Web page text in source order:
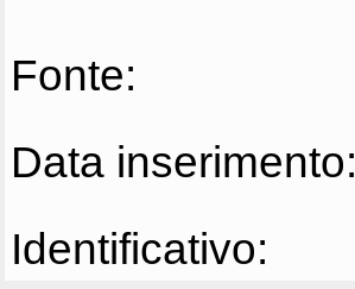
Fonte:
Data inserimento:
Identificativo: